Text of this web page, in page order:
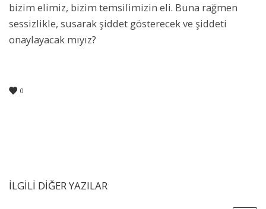
bizim elimiz, bizim temsilimizin eli. Buna rağmen
sessizlikle, susarak şiddet gösterecek ve şiddeti
onaylayacak mıyız?
0
İLGILI DIĞER YAZILAR